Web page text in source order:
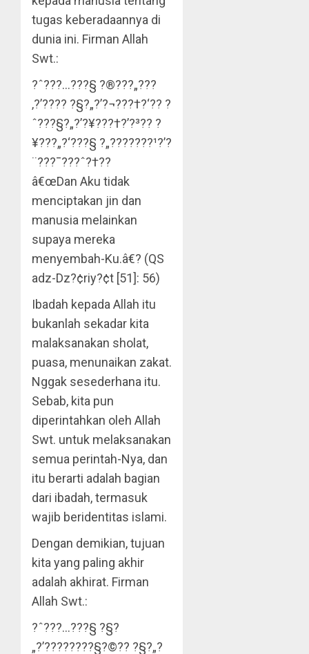
tugas keberadaannya di
dunia ini. Firman Allah
Swt.:
?ˆ???…???§ ?®???„???
‚?’???? ?§?„?’?¬???†?‘?? ?
ˆ???§?„?’?¥???†?’?³?? ?
¥???„?‘???§ ?„???????¹?’?
¨???¯???ˆ?†??
â€œDan Aku tidak
menciptakan jin dan
manusia melainkan
supaya mereka
menyembah-Ku.â€? (QS
adz-Dz?¢riy?¢t [51]: 56)
Ibadah kepada Allah itu
bukanlah sekadar kita
malaksanakan sholat,
puasa, menunaikan zakat.
Nggak sesederhana itu.
Sebab, kita pun
diperintahkan oleh Allah
Swt. untuk melaksanakan
semua perintah-Nya, dan
itu berarti adalah bagian
dari ibadah, termasuk
wajib beridentitas islami.
Dengan demikian, tujuan
kita yang paling akhir
adalah akhirat. Firman
Allah Swt.:
?ˆ???…???§ ?§?
„?’?­???????§?©?? ?§?„?